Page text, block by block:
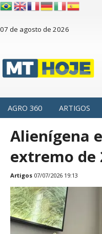
07 de agosto de 2026
AGRO 360 ARTIGOS
Alienígena
extremo de
Artigos 07/07/2026 19:13